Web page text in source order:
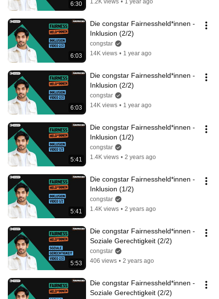
6:30
1.2K views • 1 year ago
6:03
Die congstar Fairnessheld*innen -
Inklusion (2/2)
congstar
14K views • 1 year ago
6:03
Die congstar Fairnessheld*innen -
Inklusion (2/2)
congstar
14K views • 1 year ago
5:41
Die congstar Fairnessheld*innen -
Inklusion (1/2)
congstar
1.4K views • 2 years ago
5:41
Die congstar Fairnessheld*innen -
Inklusion (1/2)
congstar
1.4K views • 2 years ago
5:53
Die congstar Fairnessheld*innen -
Soziale Gerechtigkeit (2/2)
congstar
406 views • 2 years ago
Die congstar Fairnessheld*innen -
Soziale Gerechtigkeit (2/2)